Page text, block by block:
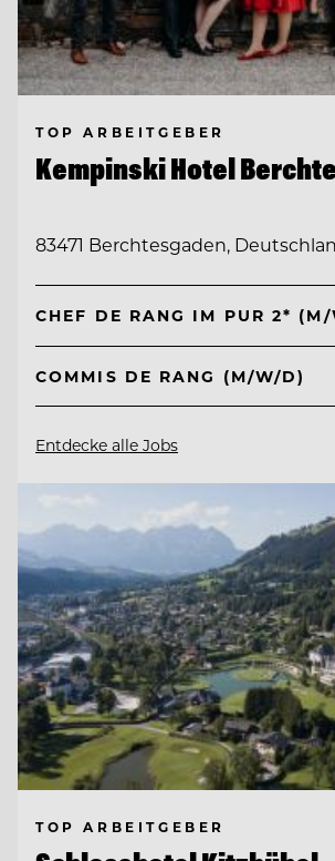
TOP ARBEITGEBER
Kempinski Hotel
83471 Berchtesgaden,
CHEF DE RANG IM PUR 2*
COMMIS DE RANG (M/W/D)
Entdecke alle Jobs
TOP ARBEITGEBER